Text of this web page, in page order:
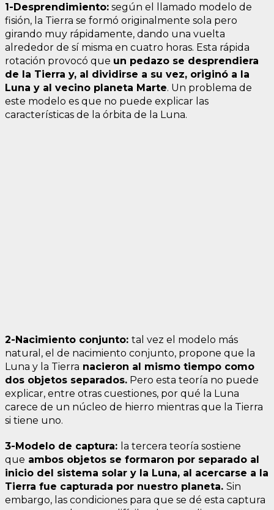
1-Desprendimiento: según el llamado modelo de
fisión, la Tierra se formó originalmente sola pero
girando muy rápidamente, dando una vuelta
alrededor de sí misma en cuatro horas. Esta rápida
rotación provocó que un pedazo se desprendiera
de la Tierra y, al dividirse a su vez, originó a la
Luna y al vecino planeta Marte. Un problema de
este modelo es que no puede explicar las
características de la órbita de la Luna.
2-Nacimiento conjunto: tal vez el modelo más
natural, el de nacimiento conjunto, propone que la
Luna y la Tierra nacieron al mismo tiempo como
dos objetos separados. Pero esta teoría no puede
explicar, entre otras cuestiones, por qué la Luna
carece de un núcleo de hierro mientras que la Tierra
si tiene uno.
3-Modelo de captura: la tercera teoría sostiene
que ambos objetos se formaron por separado al
inicio del sistema solar y la Luna, al acercarse a la
Tierra fue capturada por nuestro planeta. Sin
embargo, las condiciones para que se dé esta captura